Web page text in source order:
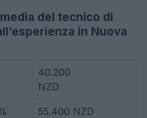
del tecnico di
in Nuova
40.200
NZD
55.400 NZD